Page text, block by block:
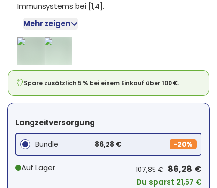
Immunsystems bei [1,4].
Mehr zeigen
Spare zusätzlich 5 % bei einem Einkauf über 100 €.
Langzeitversorgung
Bundle 86,28 € -20%
Auf Lager 107,85 € 86,28 €
Du sparst 21,57 €